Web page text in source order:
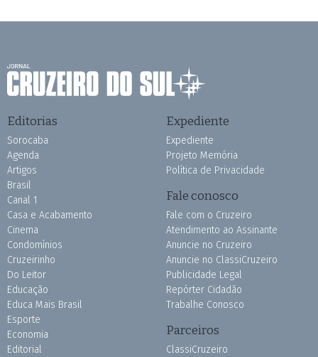
Editorias
Sorocaba
Agenda
Artigos
Brasil
Canal 1
Casa e Acabamento
Cinema
Condomínios
Cruzeirinho
Do Leitor
Educação
Educa Mais Brasil
Esporte
Economia
Editorial
Expediente
Expediente
Projeto Memória
Política de Privacidade
Fale conosco
Fale com o Cruzeiro
Atendimento ao Assinante
Anuncie no Cruzeiro
Anuncie no ClassiCruzeiro
Publicidade Legal
Repórter Cidadão
Trabalhe Conosco
Parceiros
ClassiCruzeiro